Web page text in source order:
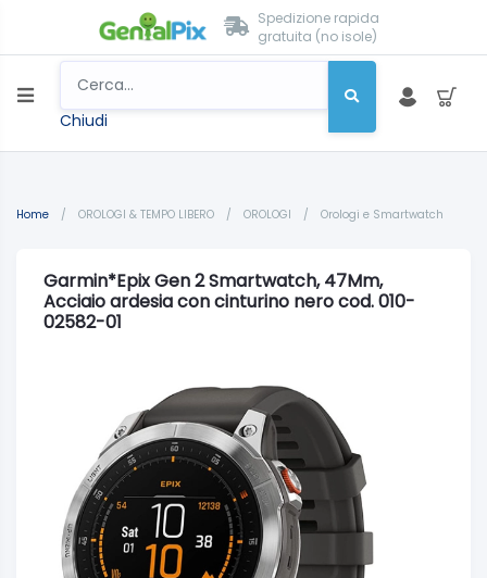
Spedizione rapida
gratuita (no isole)
Chiudi
Home / OROLOGI & TEMPO LIBERO / OROLOGI / Orologi e Smartwatch
Garmin*Epix Gen 2 Smartwatch, 47Mm,
Acciaio ardesia con cinturino nero cod. 010-
02582-01